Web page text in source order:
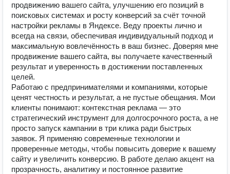
продвижению вашего сайта, улучшению его позиций в
поисковых системах и росту конверсий за счёт точной
настройки рекламы в Яндексе. Веду проекты лично и
всегда на связи, обеспечивая индивидуальный подход и
максимальную вовлечённость в ваш бизнес. Доверяя мне
продвижение вашего сайта, вы получаете качественный
результат и уверенность в достижении поставленных
целей.
Работаю с предпринимателями и компаниями, которые
ценят честность и результат, а не пустые обещания. Мои
клиенты понимают: контекстная реклама — это
стратегический инструмент для долгосрочного роста, а не
просто запуск кампании в три клика ради быстрых
заявок. Я применяю современные технологии и
проверенные методы, чтобы повысить доверие к вашему
сайту и увеличить конверсию. В работе делаю акцент на
прозрачность, аналитику и постоянное развитие